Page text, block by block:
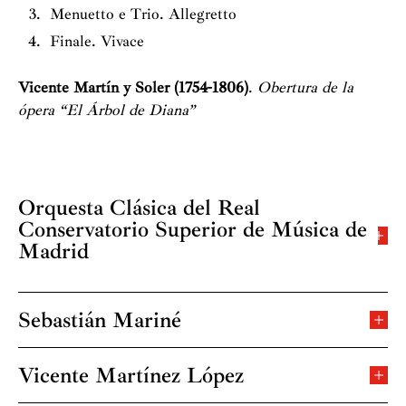
Menuetto e Trio. Allegretto
Finale. Vivace
Vicente Martín y Soler (1754-1806). Obertura de la
ópera “El Árbol de Diana”
Orquesta Clásica del Real
Conservatorio Superior de Música de
Madrid
Sebastián Mariné, Vicente Martínez
Violines 1º
Sebastián Mariné
Alís y Antón García Abril y Dirección de Orquesta con
Isidoro García Polo y Enrique García Asensio en el
Vicente Martínez López